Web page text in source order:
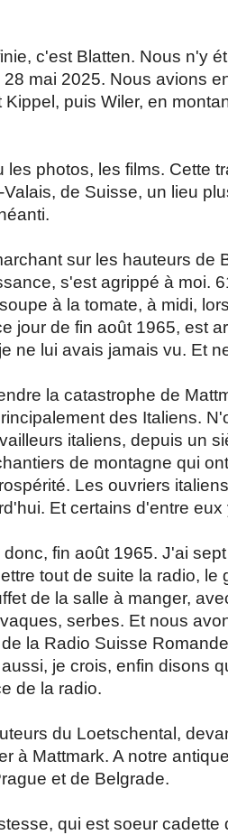
c'est Blatten. Nous n'y
mai 2025. Nous avions
puis Wiler, en
les photos, les films. Cette
de Suisse, un lieu
sur les hauteurs de
s'est agrippé à moi.
à la tomate, à midi,
jour de fin août 1965, est
ne lui avais jamais vu. Et
la catastrophe de
des Italiens.
italiens, depuis un
de montagne qui
Les ouvriers
Et certains d'entre eux
fin août 1965. J'ai
tout de suite la radio, le
de la salle à manger,
serbes. Et nous
la Radio Suisse
je crois, enfin disons
de la radio.
du Loetschental,
à Mattmark. A notre
et de Belgrade.
qui est soeur cadette